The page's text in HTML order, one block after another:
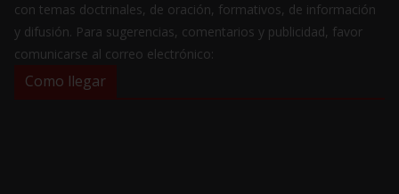
con temas doctrinales, de oración, formativos, de información
y difusión. Para sugerencias, comentarios y publicidad, favor
comunicarse al correo electrónico:
Como llegar